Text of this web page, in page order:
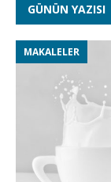
GÜNÜN YAZISI
MAKALELER